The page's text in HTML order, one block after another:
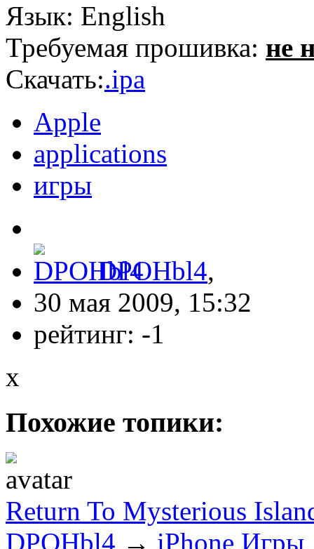
Язык: English
Требуемая прошивка: не
Скачать:.ipa
Apple
applications
игры
DPOHbl4,
30 мая 2009, 15:32
рейтинг: -1
x
Похожие топики:
Return To Mysterious
DPOHbl4 → iPhone Игры